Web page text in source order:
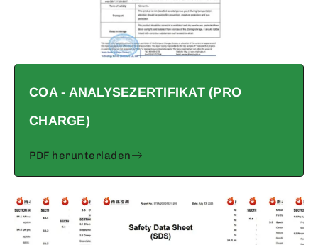
COA - ANALYSEZERTIFIKAT (PRO
CHARGE)
PDF herunterladen